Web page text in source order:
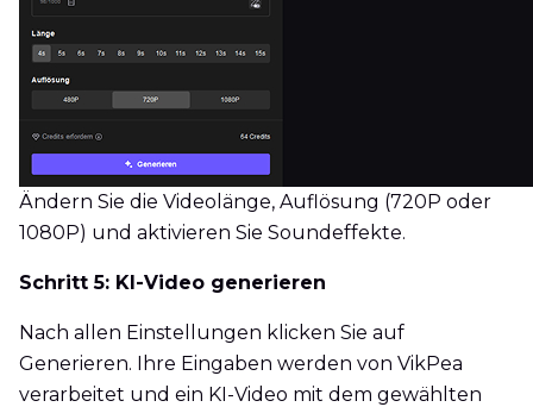
Ändern Sie die Videolänge, Auflösung (720P oder
1080P) und aktivieren Sie Soundeffekte.
Schritt 5: KI-Video generieren
Nach allen Einstellungen klicken Sie auf
Generieren. Ihre Eingaben werden von VikPea
verarbeitet und ein KI-Video mit dem gewählten